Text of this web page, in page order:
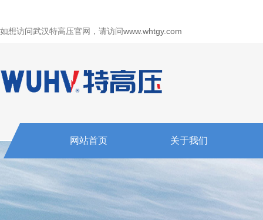
如想访问武汉特高压官网，请访问www.whtgy.com
网站首页 关于我们